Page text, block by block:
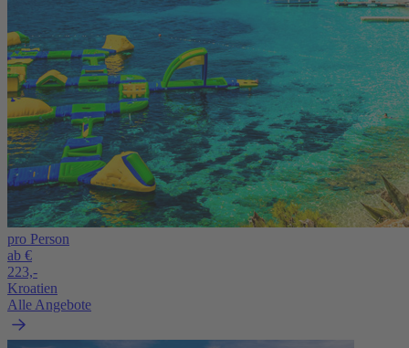
pro Person
ab €
223,-
Kroatien
Alle Angebote